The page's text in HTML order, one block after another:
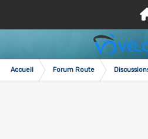
Accueil Forum Route